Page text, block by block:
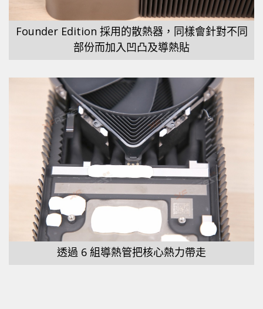
Founder Edition 採用的散熱器，同樣會針對不同
部份而加入凹凸及導熱貼
透過 6 組導熱管把核心熱力帶走